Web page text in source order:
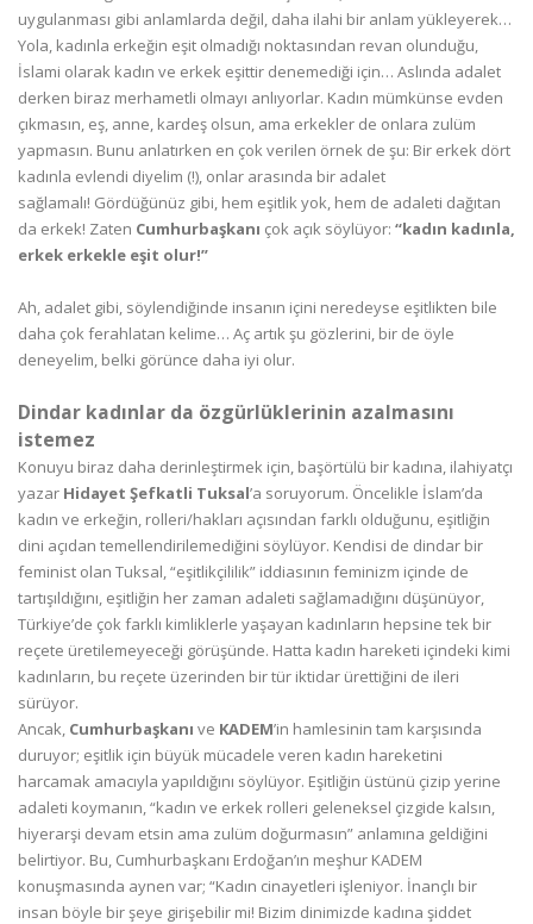
uygulanması gibi anlamlarda değil, daha ilahi bir anlam yükleyerek…
Yola, kadınla erkeğin eşit olmadığı noktasından revan olunduğu,
İslami olarak kadın ve erkek eşittir denemediği için… Aslında adalet
derken biraz merhametli olmayı anlıyorlar. Kadın mümkünse evden
çıkmasın, eş, anne, kardeş olsun, ama erkekler de onlara zulüm
yapmasın. Bunu anlatırken en çok verilen örnek de şu: Bir erkek dört
kadınla evlendi diyelim (!), onlar arasında bir adalet
sağlamalı! Gördüğünüz gibi, hem eşitlik yok, hem de adaleti dağıtan
da erkek! Zaten Cumhurbaşkanı çok açık söylüyor: “kadın kadınla,
erkek erkekle eşit olur!”
Ah, adalet gibi, söylendiğinde insanın içini neredeyse eşitlikten bile
daha çok ferahlatan kelime… Aç artık şu gözlerini, bir de öyle
deneyelim, belki görünce daha iyi olur.
Dindar kadınlar da özgürlüklerinin azalmasını
istemez
Konuyu biraz daha derinleştirmek için, başörtülü bir kadına, ilahiyatçı
yazar Hidayet Şefkatli Tuksal’a soruyorum. Öncelikle İslam’da
kadın ve erkeğin, rolleri/hakları açısından farklı olduğunu, eşitliğin
dini açıdan temellendirilemediğini söylüyor. Kendisi de dindar bir
feminist olan Tuksal, “eşitlikçililik” iddiasının feminizm içinde de
tartışıldığını, eşitliğin her zaman adaleti sağlamadığını düşünüyor,
Türkiye’de çok farklı kimliklerle yaşayan kadınların hepsine tek bir
reçete üretilemeyeceği görüşünde. Hatta kadın hareketi içindeki kimi
kadınların, bu reçete üzerinden bir tür iktidar ürettiğini de ileri
sürüyor.
Ancak, Cumhurbaşkanı ve KADEM’in hamlesinin tam karşısında
duruyor; eşitlik için büyük mücadele veren kadın hareketini
harcamak amacıyla yapıldığını söylüyor. Eşitliğin üstünü çizip yerine
adaleti koymanın, “kadın ve erkek rolleri geleneksel çizgide kalsın,
hiyerarşi devam etsin ama zulüm doğurmasın” anlamına geldiğini
belirtiyor. Bu, Cumhurbaşkanı Erdoğan’ın meşhur KADEM
konuşmasında aynen var; “Kadın cinayetleri işleniyor. İnançlı bir
insan böyle bir şeye girişebilir mi! Bizim dinimizde kadına şiddet